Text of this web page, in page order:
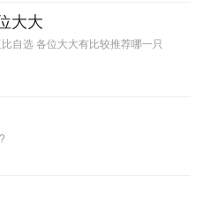
大大
自选 各位大大有比较推荐哪一只